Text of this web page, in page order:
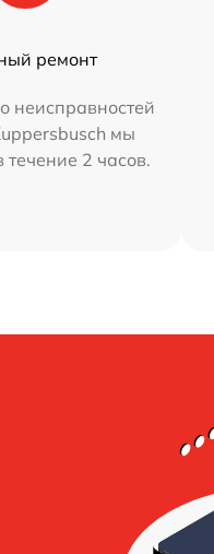
ремонт
неисправностей
мы
течение 2 часов.